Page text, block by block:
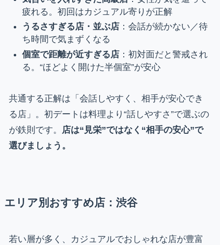
疲れる。初回はカジュアル寄りが正解
うるさすぎる店・並ぶ店：会話が続かない／待
ち時間で気まずくなる
個室で距離が近すぎる店：初対面だと警戒され
る。“ほどよく開けた半個室”が安心
共通する正解は「会話しやすく、相手が安心でき
る店」。初デートは料理より“話しやすさ”で選ぶの
が鉄則です。 店は“見栄”ではなく“相手の安心”で
選びましょう。
エリア別おすすめ店：渋谷
若い層が多く、カジュアルでおしゃれな店が豊富